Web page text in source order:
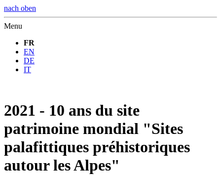
nach oben
Menu
FR
EN
DE
IT
2021 - 10 ans du site
patrimoine mondial "Sites
palafittiques préhistoriques
autour les Alpes"